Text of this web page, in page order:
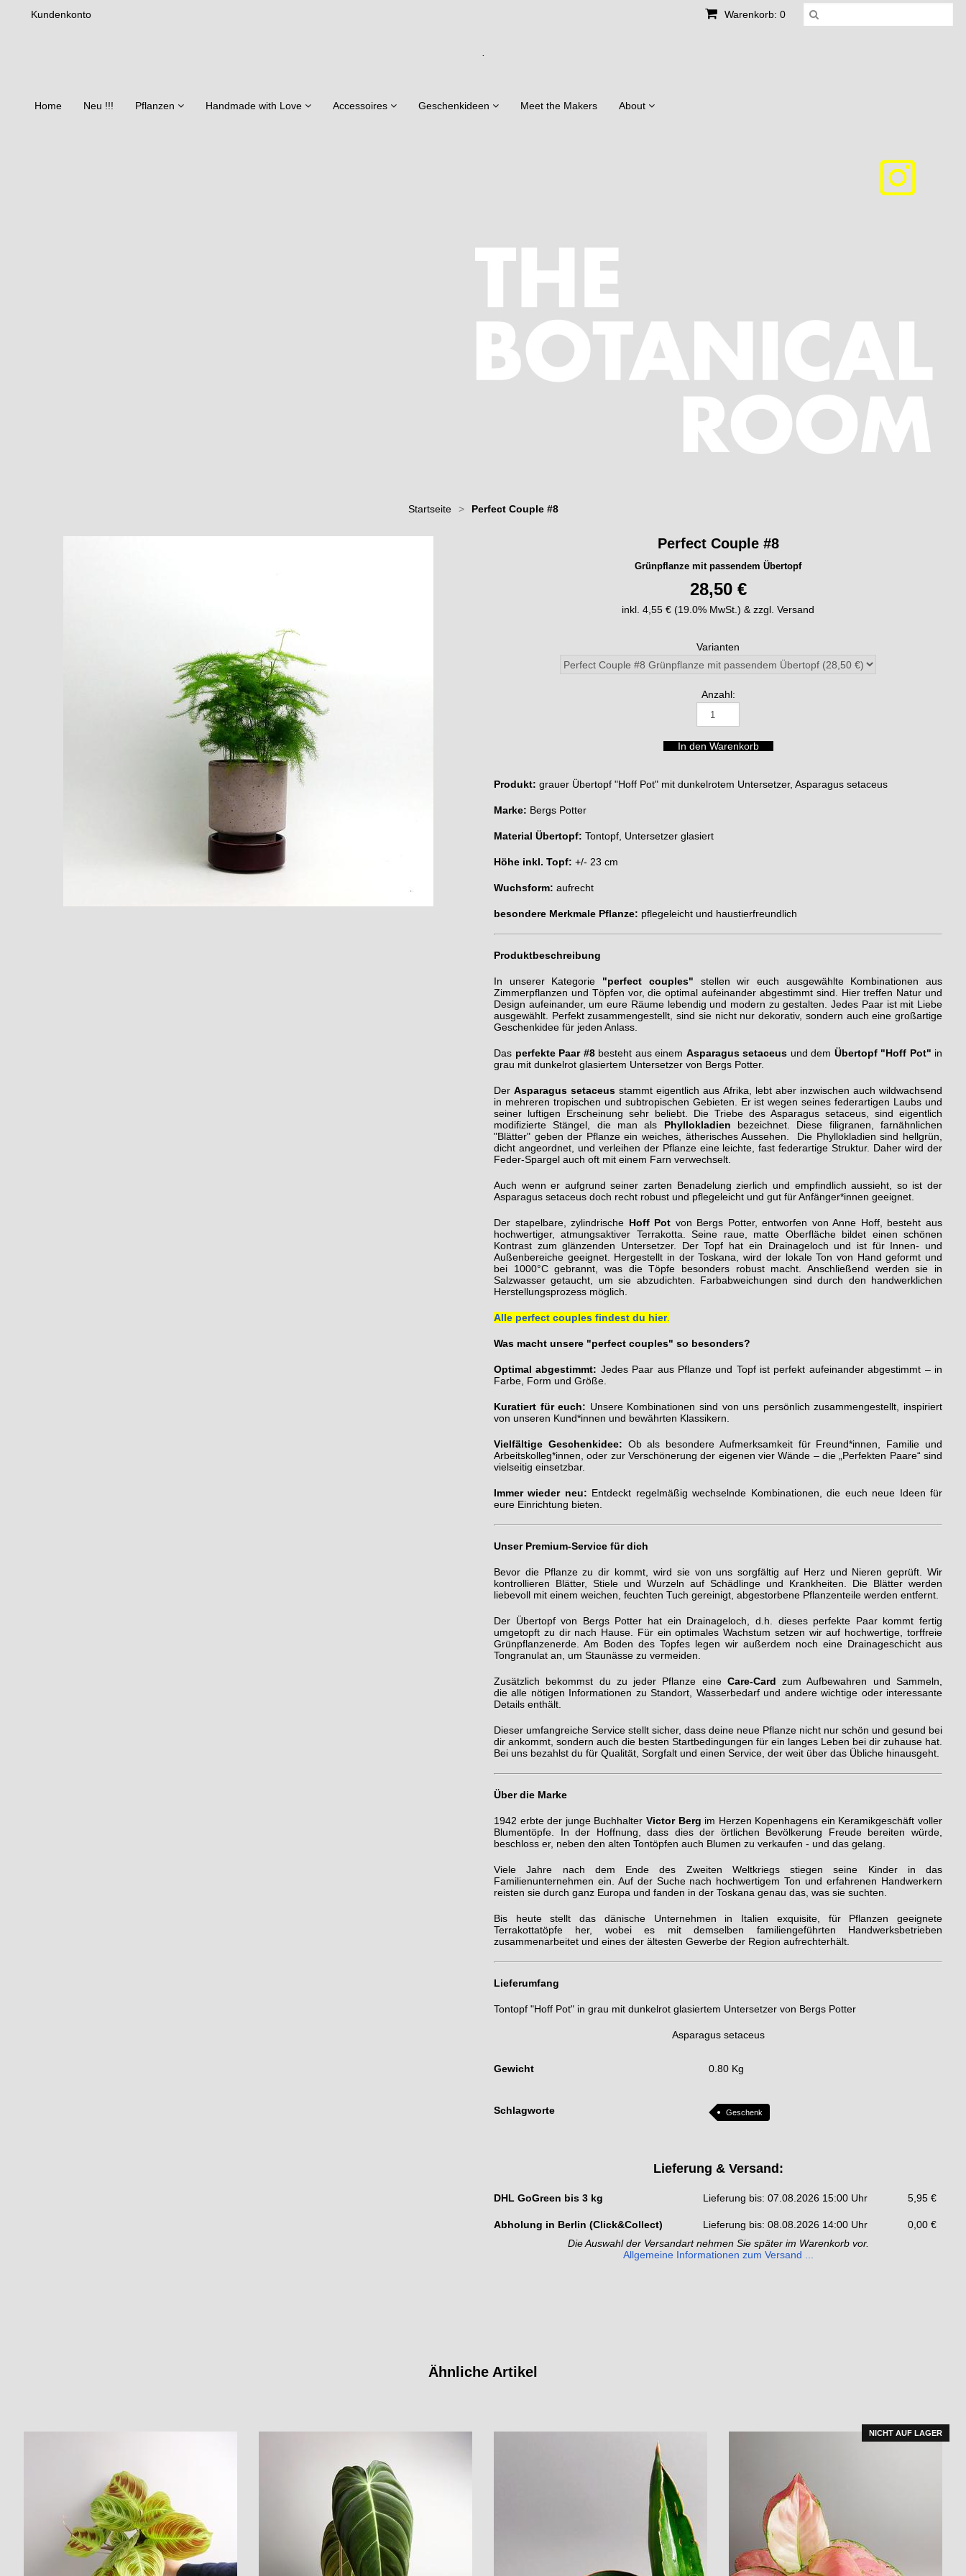
Warenkorb: 0
Kundenkonto
Home Neu !!! Pflanzen Handmade with Love Accessoires Geschenkideen Meet the Makers About
Startseite > Perfect Couple #8
Perfect Couple #8
Grünpflanze mit passendem Übertopf
28,50 €
inkl. 4,55 € (19.0% MwSt.) & zzgl. Versand
Varianten
Anzahl:
Produkt: grauer Übertopf "Hoff Pot" mit dunkelrotem Untersetzer, Asparagus setaceus
Marke: Bergs Potter
Material Übertopf: Tontopf, Untersetzer glasiert
Höhe inkl. Topf: +/- 23 cm
Wuchsform: aufrecht
besondere Merkmale Pflanze: pflegeleicht und haustierfreundlich
Produktbeschreibung
In unserer Kategorie "perfect couples" stellen wir euch ausgewählte Kombinationen aus
Zimmerpflanzen und Töpfen vor, die optimal aufeinander abgestimmt sind. Hier treffen Natur und
Design aufeinander, um eure Räume lebendig und modern zu gestalten. Jedes Paar ist mit Liebe
ausgewählt. Perfekt zusammengestellt, sind sie nicht nur dekorativ, sondern auch eine großartige
Geschenkidee für jeden Anlass.
Das perfekte Paar #8besteht aus einem Asparagus setaceus und dem Übertopf "Hoff Pot" in
grau mit dunkelrot glasiertem Untersetzer von Bergs Potter.
DerAsparagus setaceusstammt eigentlich aus Afrika, lebt aber inzwischen auch wildwachsend
in mehreren tropischen und subtropischen Gebieten. Er ist wegen seines federartigen Laubs und
seiner luftigen Erscheinung sehr beliebt. Die Triebe des Asparagus setaceus, sind eigentlich
modifizierte Stängel, die man als Phyllokladien bezeichnet. Diese filigranen, farnähnlichen
"Blätter" geben der Pflanze ein weiches, ätherisches Aussehen. Die Phyllokladien sind hellgrün,
dicht angeordnet, und verleihen der Pflanze eine leichte, fast federartige Struktur. Daher wird der
Feder-Spargel auch oft mit einem Farn verwechselt.
Auch wenn er aufgrund seiner zarten Benadelung zierlich und empfindlich aussieht, so ist der
Asparagus setaceus doch recht robust und pflegeleicht und gut für Anfänger*innen geeignet.
Der stapelbare, zylindrische Hoff Pot von Bergs Potter, entworfen von Anne Hoff, besteht aus
hochwertiger, atmungsaktiver Terrakotta. Seine raue, matte Oberfläche bildet einen schönen
Kontrast zum glänzenden Untersetzer. Der Topf hat ein Drainageloch und ist für Innen- und
Außenbereiche geeignet. Hergestellt in der Toskana, wird der lokale Ton von Hand geformt und
bei 1000°C gebrannt, was die Töpfe besonders robust macht. Anschließend werden sie in
Salzwasser getaucht, um sie abzudichten. Farbabweichungen sind durch den handwerklichen
Herstellungsprozess möglich.
Alle perfect couples findest du hier.
Was macht unsere "perfect couples" so besonders?
Optimal abgestimmt: Jedes Paar aus Pflanze und Topf ist perfekt aufeinander abgestimmt – in
Farbe, Form und Größe.
Kuratiert für euch: Unsere Kombinationen sind von uns persönlich zusammengestellt, inspiriert
von unseren Kund*innen und bewährten Klassikern.
Vielfältige Geschenkidee: Ob als besondere Aufmerksamkeit für Freund*innen, Familie und
Arbeitskolleg*innen, oder zur Verschönerung der eigenen vier Wände – die „Perfekten Paare“ sind
vielseitig einsetzbar.
Immer wieder neu: Entdeckt regelmäßig wechselnde Kombinationen, die euch neue Ideen für
eure Einrichtung bieten.
Unser Premium-Service für dich
Bevor die Pflanze zu dir kommt, wird sie von uns sorgfältig auf Herz und Nieren geprüft. Wir
kontrollieren Blätter, Stiele und Wurzeln auf Schädlinge und Krankheiten. Die Blätter werden
liebevoll mit einem weichen, feuchten Tuch gereinigt, abgestorbene Pflanzenteile werden entfernt.
Der Übertopf von Bergs Potter hat ein Drainageloch, d.h. dieses perfekte Paar kommt fertig
umgetopft zu dir nach Hause. Für ein optimales Wachstum setzen wir auf hochwertige, torffreie
Grünpflanzenerde. Am Boden des Topfes legen wir außerdem noch eine Drainageschicht aus
Tongranulat an, um Staunässe zu vermeiden.
Zusätzlich bekommst du zu jeder Pflanze eine Care-Cardzum Aufbewahren und Sammeln,
die alle nötigen Informationen zu Standort, Wasserbedarf und andere wichtige oder interessante
Details enthält.
Dieser umfangreiche Service stellt sicher, dass deine neue Pflanze nicht nur schön und gesund bei
dir ankommt, sondern auch die besten Startbedingungen für ein langes Leben bei dir zuhause hat.
Bei uns bezahlst du für Qualität, Sorgfalt und einen Service, der weit über das Übliche hinausgeht.
Über die Marke
1942 erbte der junge Buchhalter Victor Berg im Herzen Kopenhagens ein Keramikgeschäft voller
Blumentöpfe. In der Hoffnung, dass dies der örtlichen Bevölkerung Freude bereiten würde,
beschloss er, neben den alten Tontöpfen auch Blumen zu verkaufen - und das gelang.
Viele Jahre nach dem Ende des Zweiten Weltkriegs stiegen seine Kinder in das
Familienunternehmen ein. Auf der Suche nach hochwertigem Ton und erfahrenen Handwerkern
reisten sie durch ganz Europa und fanden in der Toskana genau das, was sie suchten.
Bis heute stellt das dänische Unternehmen in Italien exquisite, für Pflanzen geeignete
Terrakottatöpfe her, wobei es mit demselben familiengeführten Handwerksbetrieben
zusammenarbeitet und eines der ältesten Gewerbe der Region aufrechterhält.
Lieferumfang
Tontopf "Hoff Pot" in grau mit dunkelrot glasiertem Untersetzer von Bergs Potter
Asparagus setaceus
Gewicht 0.80 Kg
Schlagworte Geschenk
Lieferung & Versand:
DHL GoGreen bis 3 kg Lieferung bis: 07.08.2026 15:00 Uhr 5,95 €
Abholung in Berlin (Click&Collect) Lieferung bis: 08.08.2026 14:00 Uhr
0,00 €
Die Auswahl der Versandart nehmen Sie später im Warenkorb vor.
Allgemeine Informationen zum Versand ...
Ähnliche Artikel
NICHT AUF LAGER